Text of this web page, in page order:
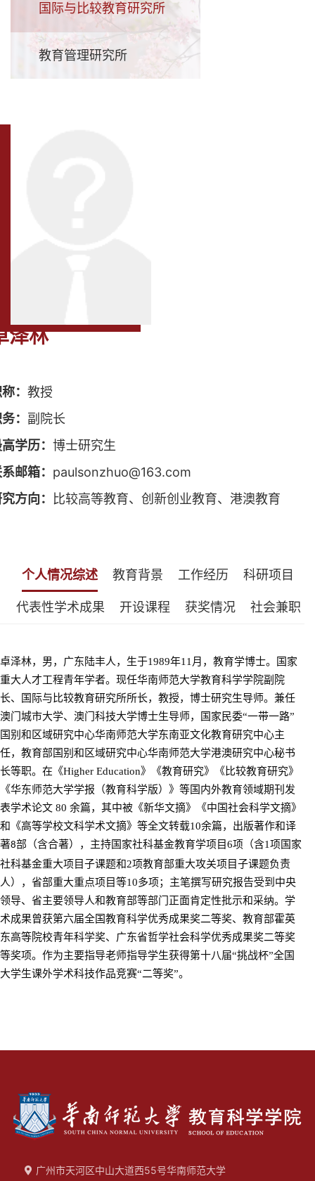
国际与比较教育研究所
教育管理研究所
泽林
： 教授
： 副院长
学历： 博士研究生
邮箱： paulsonzhuo@163.com
方向：
比较高等教育、创新创业教育、港澳教育
个人情况综述 教育背景 工作经历 科研项目
代表性学术成果 开设课程 获奖情况 社会兼职
卓泽林，男，广东陆丰人，生于1989年11 月，教育学博士。
国家
重大人才工程青年学者。 现任华南师范大学教育科学学院副院
长、
国际与比较教育研究所所长，教授，博士研究生导师。 兼任
澳门城市大学、 澳门科技大学博士生导师， 国家民委“一带一路”
国别和区域研究中心华南师范大学东南亚文化教育研究中心主
任，教育部国别和区域研究中心华南师范大学港澳研究中心秘书
长等职。在《Higher Education》《教育研究》 《 比较教育研究》
《华东师范大学学报（教育科学版） 》 等国内外教育领域期刊发
表学术论文 80 余篇， 其中被《新华文摘》《中国社会科学文摘》
和《高等学校文科学术文摘》 等全文转载10余篇，出版著作和译
著8部 （含合著） ，主持国家社科基金教育学项目6项（含1项国家
社科基金重大项目子课题和2项教育部重大攻关项目子课题负责
人）， 省部重大重点项目等10多项；主笔撰写研究报告受到 中央
领导、 省主要领导人和教育部等部门正面肯定性批示和采纳。 学
术成果曾获第六届全国教育科学优秀成果奖二等奖、 教育部霍英
东高等院校青年科学奖、 广东省哲学社会科学优秀成果奖二等奖
等奖项。 作为主要指导老师指导学生获得第十八届“挑战杯”全国
大学生课外学术科技作品竞赛“二等奖”。
广州市天河区中山大道西55号华南师范大学